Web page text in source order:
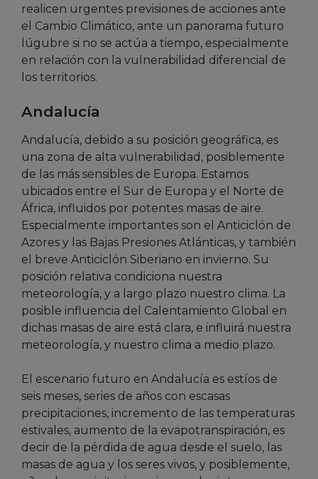
realicen urgentes previsiones de acciones ante
el Cambio Climático, ante un panorama futuro
lúgubre si no se actúa a tiempo, especialmente
en relación con la vulnerabilidad diferencial de
los territorios.
Andalucía
Andalucía, debido a su posición geográfica, es
una zona de alta vulnerabilidad, posiblemente
de las más sensibles de Europa. Estamos
ubicados entre el Sur de Europa y el Norte de
África, influidos por potentes masas de aire.
Especialmente importantes son el Anticiclón de
Azores y las Bajas Presiones Atlánticas, y también
el breve Anticiclón Siberiano en invierno. Su
posición relativa condiciona nuestra
meteorología, y a largo plazo nuestro clima. La
posible influencia del Calentamiento Global en
dichas masas de aire está clara, e influirá nuestra
meteorología, y nuestro clima a medio plazo.
El escenario futuro en Andalucía es estíos de
seis meses, series de años con escasas
precipitaciones, incremento de las temperaturas
estivales, aumento de la evapotranspiración, es
decir de la pérdida de agua desde el suelo, las
masas de agua y los seres vivos, y posiblemente,